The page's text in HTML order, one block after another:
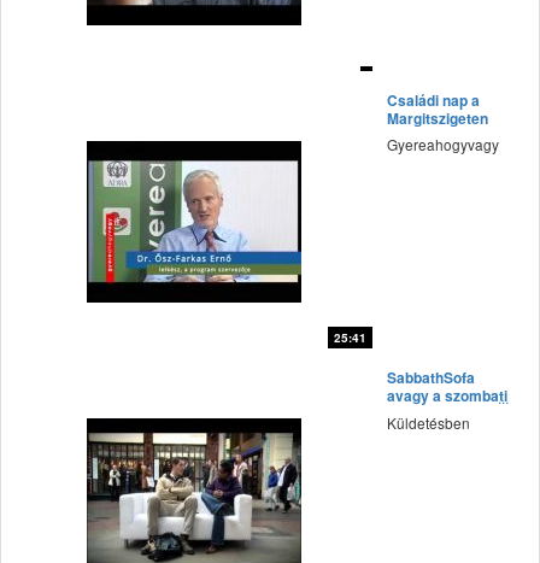
25:41
Családi nap a
Margitszigeten
Gyereahogyvagy
SabbathSofa
avagy a szombati
kanapé - Nagy
Britannia
Küldetésben